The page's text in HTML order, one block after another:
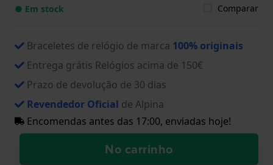
● Em stock Comparar
Braceletes de relógio de marca 100% originais
Entrega grátis Relógios acima de 150€
Prazo de devolução de 30 dias
Revendedor Oficial de Alpina
Encomendas antes das 17:00, enviadas hoje!
No carrinho